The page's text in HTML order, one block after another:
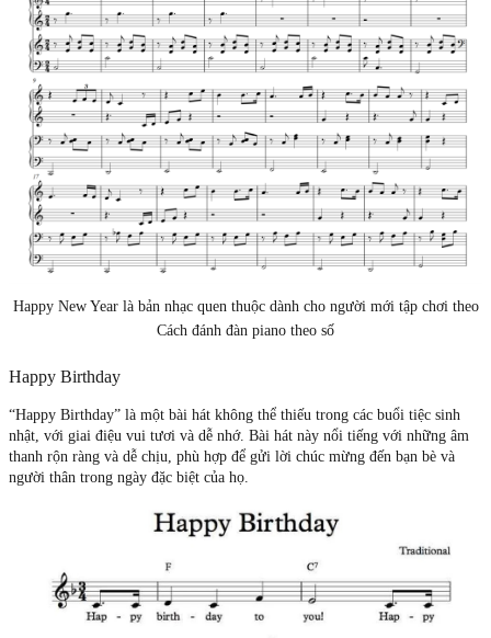
Happy New Year là bản nhạc quen thuộc dành cho người mới tập chơi theo
Cách đánh đàn piano theo số
Happy Birthday
“Happy Birthday” là một bài hát không thể thiếu trong các buổi tiệc sinh
nhật, với giai điệu vui tươi và dễ nhớ. Bài hát này nổi tiếng với những âm
thanh rộn ràng và dễ chịu, phù hợp để gửi lời chúc mừng đến bạn bè và
người thân trong ngày đặc biệt của họ.